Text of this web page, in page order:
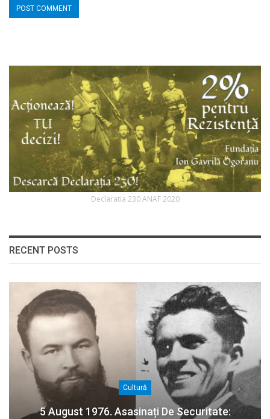
Declaratia 230 ANAF 2020
RECENT POSTS
Cultură
5 August 1976. Asasinați De Securitate: